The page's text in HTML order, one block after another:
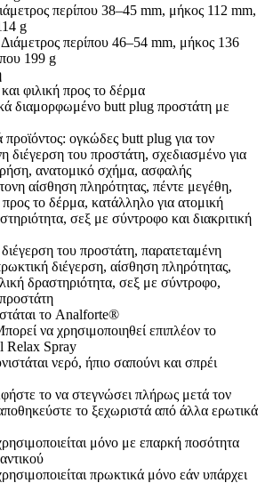
περίπου 38–45 mm, μήκος 112 mm,
g
περίπου 46–54 mm, μήκος 136
199 g
φιλική προς το δέρμα
διαμορφωμένο butt plug προστάτη με
προϊόντος: ογκώδες butt plug για τον
διέγερση του προστάτη, σχεδιασμένο για
ανατομικό σχήμα, ασφαλής
αίσθηση πληρότητας, πέντε μεγέθη,
προς το δέρμα, κατάλληλο για ατομική
σεξ με σύντροφο και διακριτική
του προστάτη, παρατεταμένη
διέγερση, αίσθηση πληρότητας,
δραστηριότητα, σεξ με σύντροφο,
το Analforte®
να χρησιμοποιηθεί επιπλέον το
Relax Spray
νερό, ήπιο σαπούνι και σπρέι
το να στεγνώσει πλήρως μετά τον
το ξεχωριστά από άλλα ερωτικά
μόνο με επαρκή ποσότητα
πρωκτικά μόνο εάν υπάρχει